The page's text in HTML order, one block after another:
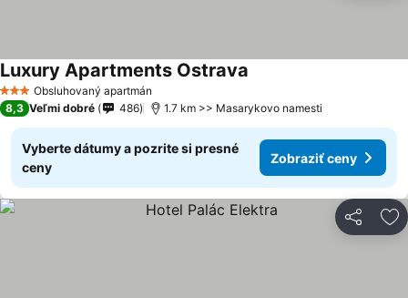
3 Počet hviezdičiek
Obsluhovaný apartmán
Luxury Apartments Ostrava
8,3 Veľmi dobré 486 1.7 km >> Masarykovo namesti
Vyberte dátumy a pozrite si presné
ceny
Zobraziť ceny
Zdieľať